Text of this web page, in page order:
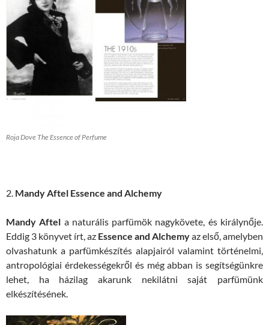
Roja Dove The Essence of Perfume
2. Mandy Aftel Essence and Alchemy
Mandy Aftel a naturális parfümök nagykövete, és királynője.
Eddig 3 könyvet írt, az Essence and Alchemyaz első, amelyben
olvashatunk a parfümkészítés alapjairól valamint történelmi,
antropológiai érdekességekről és még abban is segítségünkre
lehet, ha házilag akarunk nekilátni saját parfümünk
elkészítésének.